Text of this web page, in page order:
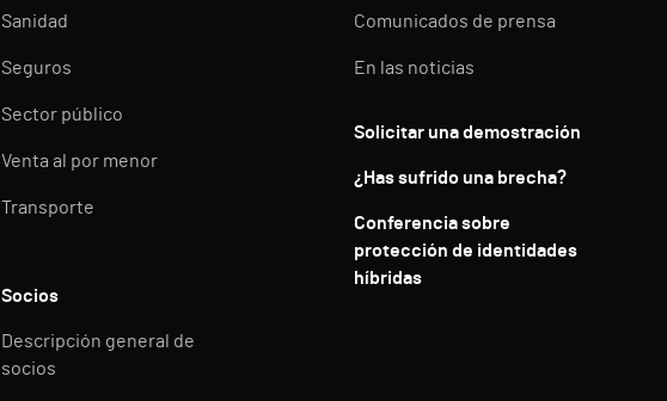
Sanidad
Seguros
Sector público
Venta al por menor
Transporte
Socios
Descripción general de
socios
Comunicados de prensa
En las noticias
Solicitar una demostración
¿Has sufrido una brecha?
Conferencia sobre
protección de identidades
híbridas